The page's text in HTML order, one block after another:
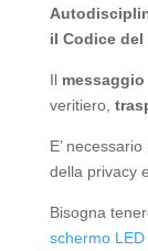
il Codice del
Il
veritiero,
E’
della privacy
Bisogna
schermo LED